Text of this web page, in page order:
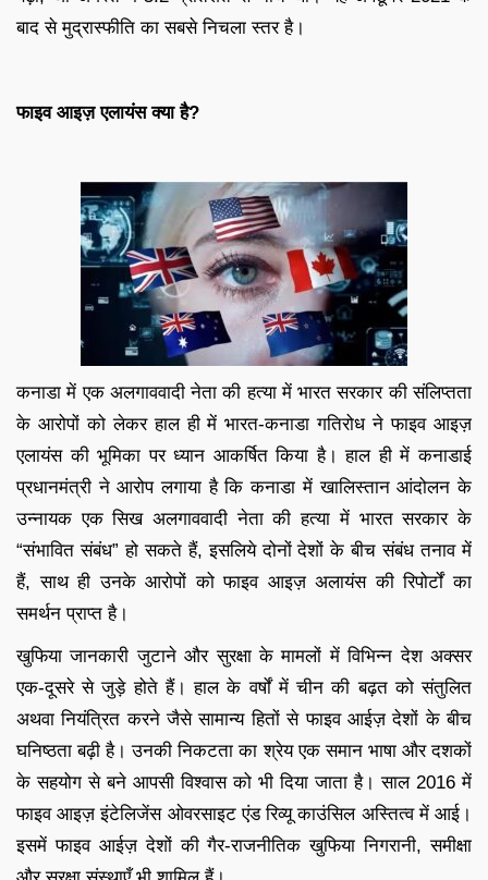
बाद से मुद्रास्फीति का सबसे निचला स्तर है।
फाइव आइज़ एलायंस क्या है?
कनाडा में एक अलगाववादी नेता की हत्या में भारत सरकार की संलिप्तता
के आरोपों को लेकर हाल ही में भारत-कनाडा गतिरोध ने फाइव आइज़
एलायंस की भूमिका पर ध्यान आकर्षित किया है। हाल ही में कनाडाई
प्रधानमंत्री ने आरोप लगाया है कि कनाडा में खालिस्तान आंदोलन के
उन्नायक एक सिख अलगाववादी नेता की हत्या में भारत सरकार के
“संभावित संबंध” हो सकते हैं, इसलिये दोनों देशों के बीच संबंध तनाव में
हैं, साथ ही उनके आरोपों को फाइव आइज़ अलायंस की रिपोर्टों का
समर्थन प्राप्त है।
खुफिया जानकारी जुटाने और सुरक्षा के मामलों में विभिन्न देश अक्सर
एक-दूसरे से जुड़े होते हैं। हाल के वर्षों में चीन की बढ़त को संतुलित
अथवा नियंत्रित करने जैसे सामान्य हितों से फाइव आईज़ देशों के बीच
घनिष्ठता बढ़ी है। उनकी निकटता का श्रेय एक समान भाषा और दशकों
के सहयोग से बने आपसी विश्वास को भी दिया जाता है। साल 2016 में
फाइव आइज़ इंटेलिजेंस ओवरसाइट एंड रिव्यू काउंसिल अस्तित्व में आई।
इसमें फाइव आईज़ देशों की गैर-राजनीतिक खुफिया निगरानी, ​​समीक्षा